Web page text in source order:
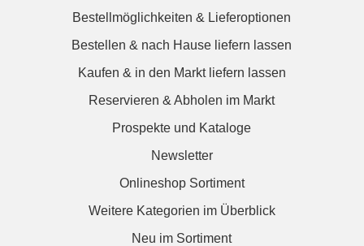
Bestellmöglichkeiten & Lieferoptionen
Bestellen & nach Hause liefern lassen
Kaufen & in den Markt liefern lassen
Reservieren & Abholen im Markt
Prospekte und Kataloge
Newsletter
Onlineshop Sortiment
Weitere Kategorien im Überblick
Neu im Sortiment